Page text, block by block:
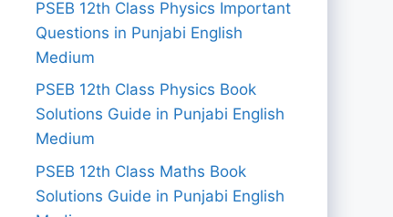
PSEB 12th Class Physics Important
Questions in Punjabi English
Medium
PSEB 12th Class Physics Book
Solutions Guide in Punjabi English
Medium
PSEB 12th Class Maths Book
Solutions Guide in Punjabi English